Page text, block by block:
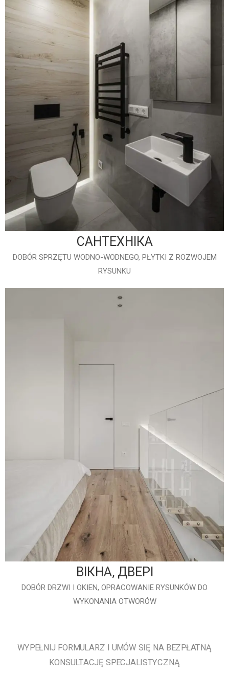
САНТЕХНІКА
DOBÓR SPRZĘTU WODNO-WODNEGO, PŁYTKI Z ROZWOJEM
RYSUNKU
ВІКНА, ДВЕРІ
DOBÓR DRZWI I OKIEN, OPRACOWANIE RYSUNKÓW DO
WYKONANIA OTWORÓW
WYPEŁNIJ FORMULARZ I UMÓW SIĘ NA BEZPŁATNĄ
KONSULTACJĘ SPECJALISTYCZNĄ